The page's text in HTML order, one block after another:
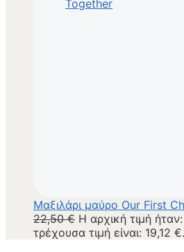
Μαξιλάρι μαύρο Our First
22,50€ Η αρχική τιμή
τρέχουσα τιμή είναι: 19,12 €.